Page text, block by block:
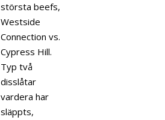
största beefs,
Westside
Connection vs.
Cypress Hill.
Typ två
disslåtar
vardera har
släppts,